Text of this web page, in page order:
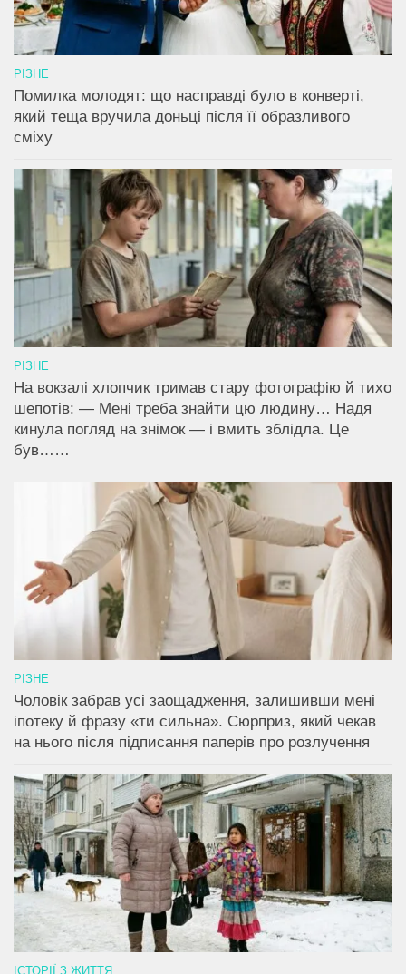
РІЗНЕ
Помилка молодят: що насправді було в конверті,
який теща вручила доньці після її образливого
сміху
РІЗНЕ
На вокзалі хлопчик тримав стару фотографію й тихо
шепотів: — Мені треба знайти цю людину… Надя
кинула погляд на знімок — і вмить зблідла. Це
був……
РІЗНЕ
Чоловік забрав усі заощадження, залишивши мені
іпотеку й фразу «ти сильна». Сюрприз, який чекав
на нього після підписання паперів про розлучення
ІСТОРІЇ З ЖИТТЯ